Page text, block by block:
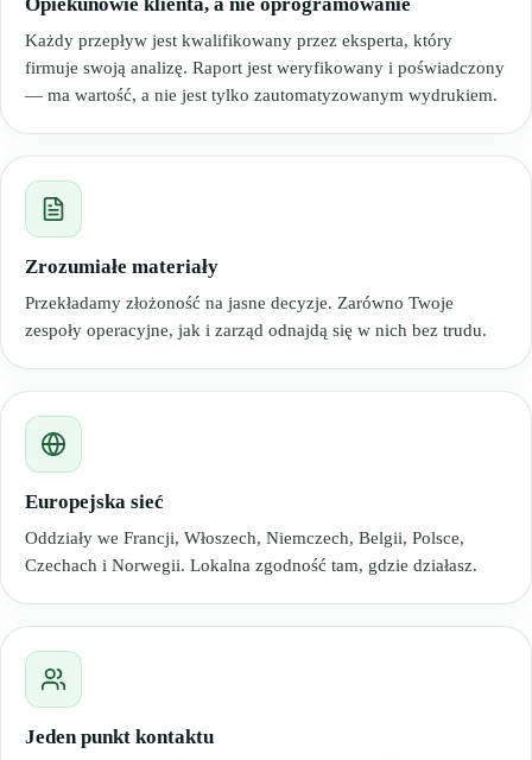
Każdy przepływ jest kwalifikowany przez eksperta, który
firmuje swoją analizę. Raport jest weryfikowany i poświadczony
— ma wartość, a nie jest tylko zautomatyzowanym wydrukiem.
Zrozumiałe materiały
Przekładamy złożoność na jasne decyzje. Zarówno Twoje
zespoły operacyjne, jak i zarząd odnajdą się w nich bez trudu.
Europejska sieć
Oddziały we Francji, Włoszech, Niemczech, Belgii, Polsce,
Czechach i Norwegii. Lokalna zgodność tam, gdzie działasz.
Jeden punkt kontaktu